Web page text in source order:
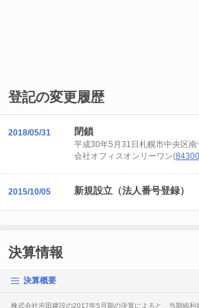
登記の変更履歴
2018/05/31 閉鎖
平成30年5月31日札幌市中央区
会社オフィスオンリーワン(
2015/10/05 新規設立（法人番号登録）
決算情報
決算概要
株式会社吉田建設の2017年5月期の決算によると、当期純利